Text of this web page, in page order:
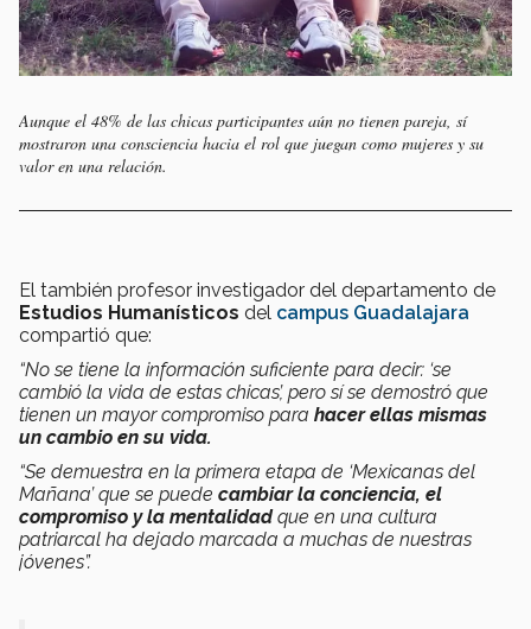
Aunque el 48% de las chicas participantes aún no tienen pareja, sí
mostraron una consciencia hacia el rol que juegan como mujeres y su
valor en una relación.
El también profesor investigador del departamento de
Estudios Humanísticos del campus Guadalajara
compartió que:
“No se tiene la información suficiente para decir: ‘se
cambió la vida de estas chicas’, pero sí se demostró que
tienen un mayor compromiso para hacer ellas mismas
un cambio en su vida.
“Se demuestra en la primera etapa de ‘Mexicanas del
Mañana’ que se puede cambiar la conciencia, el
compromiso y la mentalidadque en una cultura
patriarcal ha dejado marcada a muchas de nuestras
jóvenes”.